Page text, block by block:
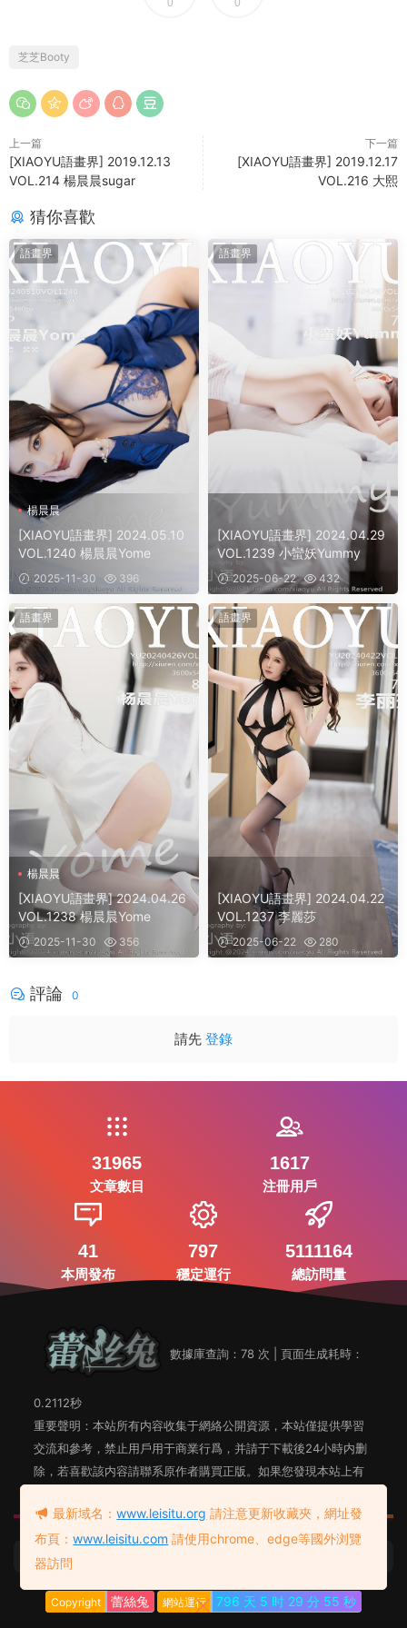
0 0
芝芝Booty
上一篇
[XIAOYU語畫界] 2019.12.13
VOL.214 楊晨晨sugar
下一篇
[XIAOYU語畫界] 2019.12.17
VOL.216 大熙
猜你喜歡
語畫界
楊晨晨
[XIAOYU語畫界] 2024.05.10
VOL.1240 楊晨晨Yome
2025-11-30 396
語畫界
[XIAOYU語畫界] 2024.04.29
VOL.1239 小蠻妖Yummy
2025-06-22 432
語畫界
楊晨晨
[XIAOYU語畫界] 2024.04.26
VOL.1238 楊晨晨Yome
2025-11-30 356
語畫界
[XIAOYU語畫界] 2024.04.22
VOL.1237 李麗莎
2025-06-22 280
評論 0
請先 登錄
31965
文章數目
1617
注冊用戶
41
本周發布
797
穩定運行
5111164
總訪問量
數據庫查詢：78 次 | 頁面生成耗時：
0.2112秒
重要聲明：本站所有内容收集于網絡公開資源，本站僅提供學習
交流和參考，禁止用戶用于商業行爲，并請于下載後24小時内删
除，若喜歡該内容請聯系原作者購買正版。如果您發現本站上有
Copyright 蕾絲兔 網站運行 796 天 5 时 29 分 56 秒
最新域名：www.leisitu.org 請注意更新收藏夾，網址發
布頁：www.leisitu.com 請使用chrome、edge等國外浏覽
器訪問